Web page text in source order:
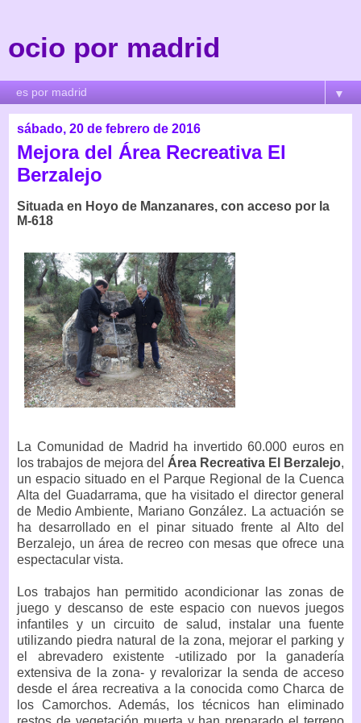
ocio por madrid
▼
sábado, 20 de febrero de 2016
Mejora del Área Recreativa El
Berzalejo
Situada en Hoyo de Manzanares, con acceso por la
M-618
La Comunidad de Madrid ha invertido 60.000 euros en
los trabajos de mejora del Área Recreativa El Berzalejo,
un espacio situado en el Parque Regional de la Cuenca
Alta del Guadarrama, que ha visitado el director general
de Medio Ambiente, Mariano González. La actuación se
ha desarrollado en el pinar situado frente al Alto del
Berzalejo, un área de recreo con mesas que ofrece una
espectacular vista.
Los trabajos han permitido acondicionar las zonas de
juego y descanso de este espacio con nuevos juegos
infantiles y un circuito de salud, instalar una fuente
utilizando piedra natural de la zona, mejorar el parking y
el abrevadero existente -utilizado por la ganadería
extensiva de la zona- y revalorizar la senda de acceso
desde el área recreativa a la conocida como Charca de
los Camorchos. Además, los técnicos han eliminado